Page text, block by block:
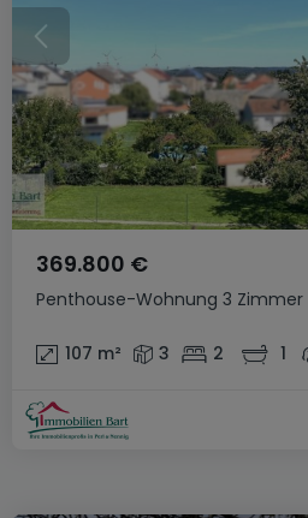
Penthouse-Wohnung 3 Zimmer
369.800 €
107 m² 3 2 1